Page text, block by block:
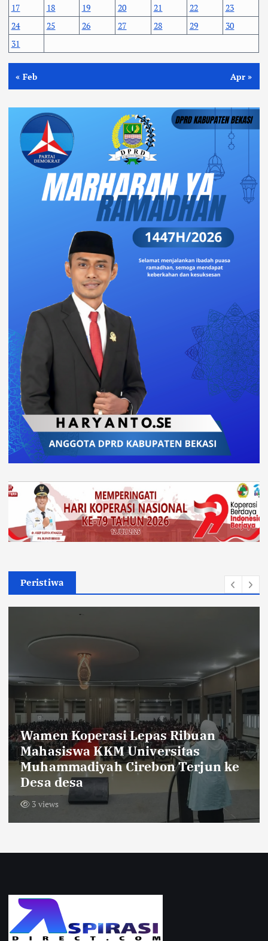
17
18 19 20 21 22
23
24
25 26 27 28 29
30
31
« Feb Apr »
Peristiwa
Sambut HUT RI ke-81,Warga Dusun
Krajan Tengah Pasang Bendera
Merah Putih Sepanjang 600 Meter
9 views